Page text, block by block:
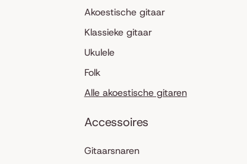
Akoestische gitaar
Klassieke gitaar
Ukulele
Folk
Alle akoestische gitaren
Accessoires
Gitaarsnaren